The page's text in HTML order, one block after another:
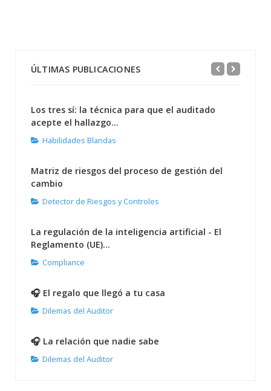
ÚLTIMAS PUBLICACIONES
Los tres sí: la técnica para que el auditado
acepte el hallazgo...
Habilidades Blandas
Matriz de riesgos del proceso de gestión del
cambio
Detector de Riesgos y Controles
La regulación de la inteligencia artificial - El
Reglamento (UE)...
Compliance
🎧 El regalo que llegó a tu casa
Dilemas del Auditor
🎧 La relación que nadie sabe
Dilemas del Auditor